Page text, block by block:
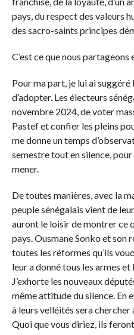
pays, du respect des valeurs
des sacro-saints principes
C’est ce que nous partageons
Pour ma part, je lui ai
d’adopter. Les électeurs
novembre 2024, de voter
Pastef et confier les pleins
me donne un temps
semestre tout en silence,
mener.
De toutes manières, avec la
peuple sénégalais vient de
auront le loisir de montrer ce
pays. Ousmane Sonko et
toutes les réformes qu’ils
leur a donné tous les armes et
J’exhorte les nouveaux
même attitude du silence. En
à leurs velléités sera chercher
Quoi que vous diriez, ils